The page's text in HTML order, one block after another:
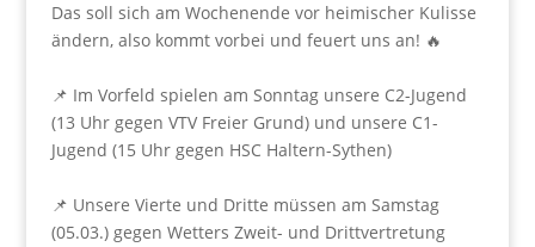
Das soll sich am Wochenende vor heimischer Kulisse
ändern, also kommt vorbei und feuert uns an! 🔥
📌 Im Vorfeld spielen am Sonntag unsere C2-Jugend
(13 Uhr gegen VTV Freier Grund) und unsere C1-
Jugend (15 Uhr gegen HSC Haltern-Sythen)
📌 Unsere Vierte und Dritte müssen am Samstag
(05.03.) gegen Wetters Zweit- und Drittvertretung